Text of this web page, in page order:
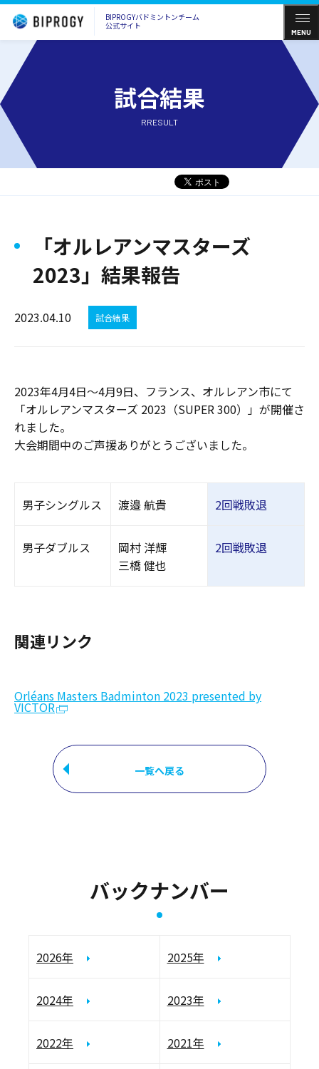
BIPROGYバドミントンチーム
公式サイト
MENU
試合結果
RRESULT
「オルレアンマスターズ
2023」結果報告
2023.04.10 試合結果
2023年4月4日～4月9日、フランス、オルレアン市にて
「オルレアンマスターズ 2023（SUPER 300）」が開催さ
れました。
大会期間中のご声援ありがとうございました。
男子シングルス 渡邉 航貴 2回戦敗退
男子ダブルス
岡村 洋輝
三橋 健也
2回戦敗退
関連リンク
Orléans Masters Badminton 2023 presented by
VICTOR
一覧へ戻る
バックナンバー
2026年 2025年
2024年 2023年
2022年 2021年